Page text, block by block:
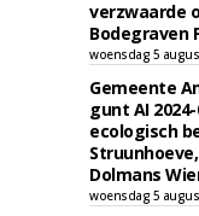
verzwaarde
Bodegraven
woensdag 5
Gemeente
gunt AI
ecologisch
Dolmans
woensdag 5